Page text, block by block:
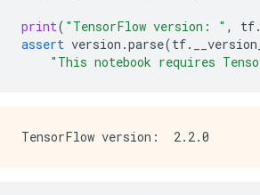
print( "TensorFlow version: " , tf.
assert version .parse(tf.
"This notebook requires